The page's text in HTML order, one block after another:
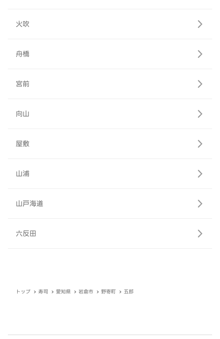
火吹
舟橋
宮前
向山
屋敷
山浦
山戸海道
六反田
トップ 寿司 愛知県 岩倉市 野寄町 五郎